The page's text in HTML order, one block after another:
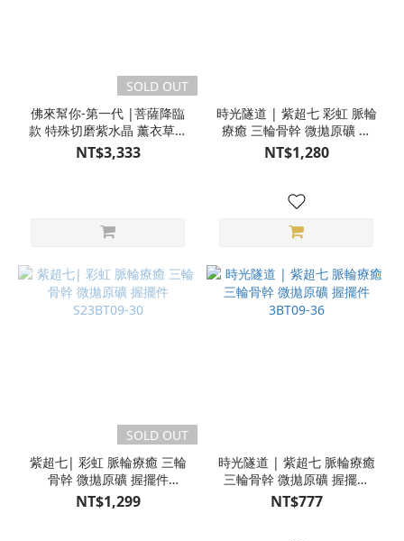
SOLD OUT
佛來幫你-第一代 |菩薩降臨
款 特殊切磨紫水晶 薰衣草紫
水晶 海水藍寶 藍紋瑪瑙 白
水晶 魔法陣手環 水晶手環
NT$3,333
時光隧道 | 紫超七 彩虹 脈輪
療癒 三輪骨幹 微拋原礦 握
擺件 3BT09-25
NT$1,280
SOLD OUT
紫超七| 彩虹 脈輪療癒 三輪
骨幹 微拋原礦 握擺件
S23BT09-30
NT$1,299
時光隧道 | 紫超七 脈輪療癒
三輪骨幹 微拋原礦 握擺件
3BT09-36
NT$777